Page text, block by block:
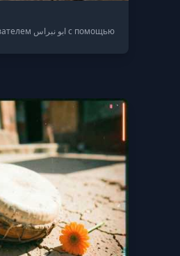
Создано пользователем ابو نبراس с помощью